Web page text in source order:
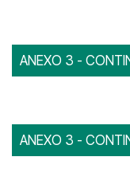
ANEXO 3 -
ANEXO 3 -